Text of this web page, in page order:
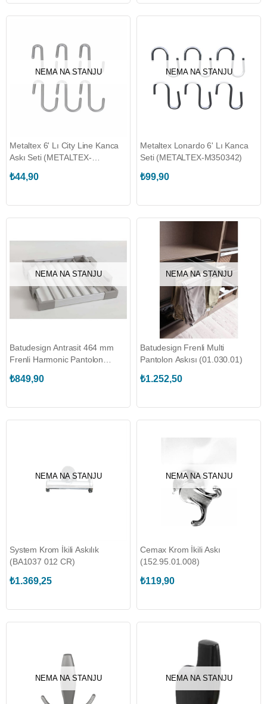
NEMA NA STANJU
Metaltex 6' Lı City Line Kanca
Askı Seti (METALTEX-
₺44,90
NEMA NA STANJU
Metaltex Lonardo 6' Lı Kanca
Seti (METALTEX-M350342)
₺99,90
NEMA NA STANJU
Batudesign Antrasit 464 mm
Frenli Harmonic Pantolon
(01.008.02)
₺849,90
NEMA NA STANJU
Batudesign Frenli Multi
Pantolon Askısı (01.030.01)
₺1.252,50
NEMA NA STANJU
System Krom İkili Askılık
(BA1037 012 CR)
₺1.369,25
NEMA NA STANJU
Cemax Krom İkili Askı
(152.95.01.008)
₺119,90
NEMA NA STANJU NEMA NA STANJU